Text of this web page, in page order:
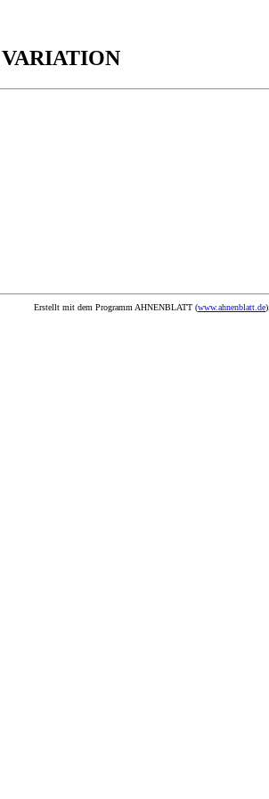
VARIATION
Erstellt mit dem Programm AHNENBLATT (www.ahnenblatt.de).